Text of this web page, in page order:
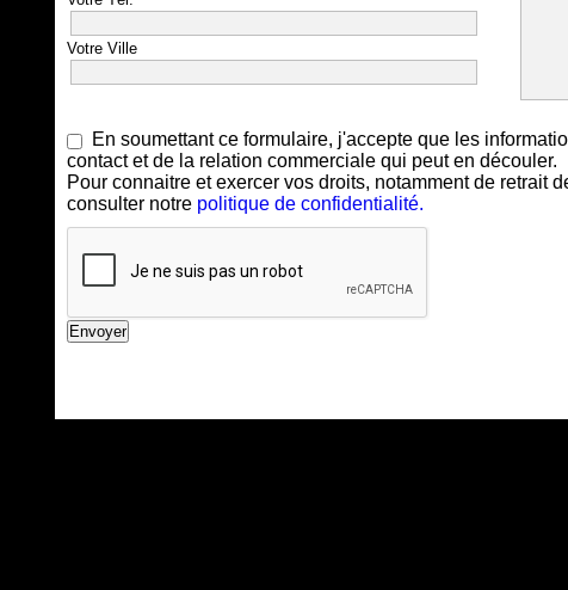
Votre Ville
En soumettant ce formulaire, j'accepte que les
contact et de la relation commerciale qui peut en découler.
Pour connaitre et exercer vos droits, notamment de retrait
consulter notre politique de confidentialité.